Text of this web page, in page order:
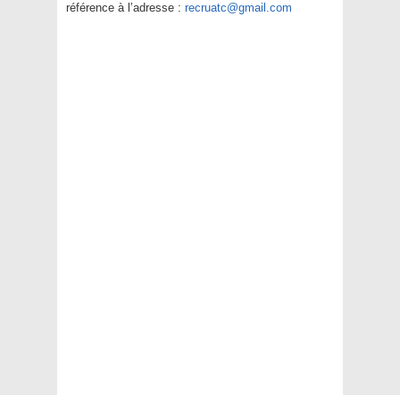
référence à l’adresse : recruatc@gmail.com